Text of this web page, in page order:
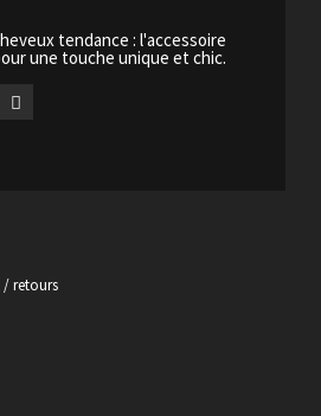
tendance : l'accessoire
une touche unique et chic.
retours